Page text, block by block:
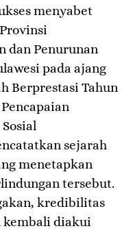
menyabet
dan Penurunan
pada ajang
Berprestasi Tahun
sejarah
menetapkan
tersebut.
kredibilitas
kembali diakui